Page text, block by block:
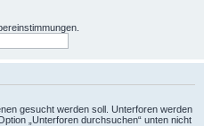
gesucht werden soll. Unterforen werden
„Unterforen durchsuchen“ unten nicht